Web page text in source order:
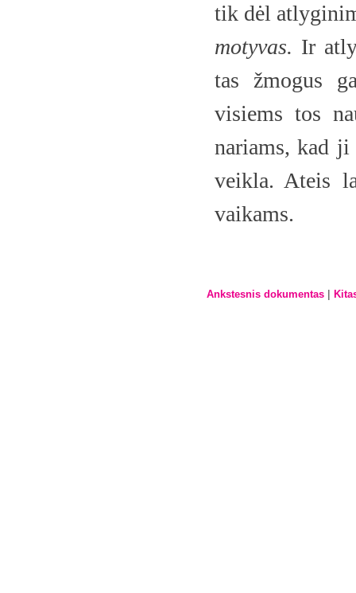
tik dėl
motyvas. Ir
tas žmogus
visiems tos
nariams, kad
veikla. Ateis
vaikams.
Ankstesnis dokumentas |